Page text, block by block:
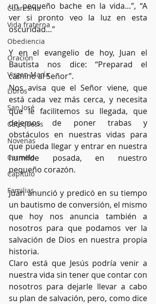
Cuaresma
Vida fraterna
Obediencia
Oración
Virgen María
Libros
San José
Catequesis
Novenas
Carmelo
Capítulo
Familias
un pequeño bache en la vida…”, “A
ver si pronto veo la luz en esta
oscuridad…”
Y en el evangelio de hoy, Juan el
Bautista nos dice: “Preparad el
camino al Señor”.
Nos avisa que el Señor viene, que
está cada vez más cerca, y necesita
que le facilitemos su llegada, que
dejemos de poner trabas y
obstáculos en nuestras vidas para
que pueda llegar y entrar en nuestra
humilde posada, en nuestro
pequeño corazón.
Juan anunció y predicó en su tiempo
un bautismo de conversión, el mismo
que hoy nos anuncia también a
nosotros para que podamos ver la
salvación de Dios en nuestra propia
historia.
Claro está que Jesús podría venir a
nuestra vida sin tener que contar con
nosotros para dejarle llevar a cabo
su plan de salvación, pero, como dice